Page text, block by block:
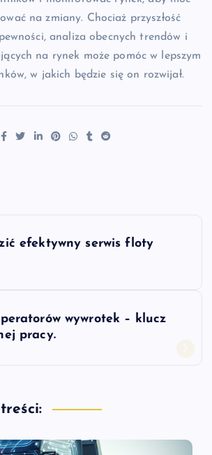
na zmiany. Chociaż przyszłość
analiza obecnych trendów i
na rynek może pomóc w lepszym
w jakich będzie się on rozwijał.
efektywny serwis floty
wywrotek – klucz
pracy.